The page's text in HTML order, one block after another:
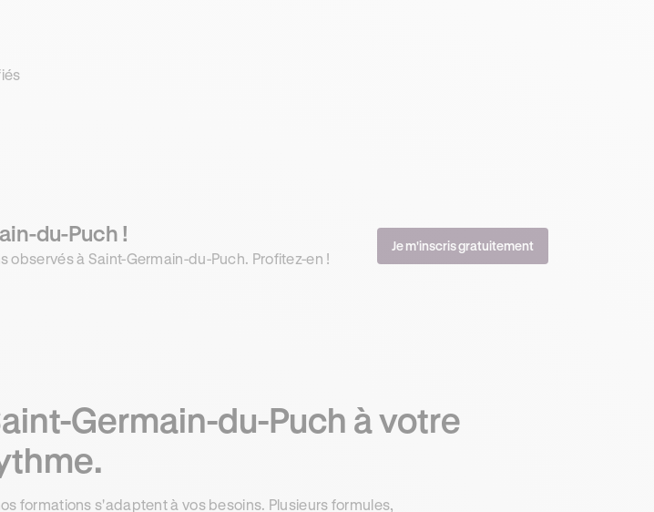
du-Puch !
observés à Saint-Germain-du-Puch. Profitez-en !
Je m'inscris gratuitement
Germain-du-Puch à votre
formations s'adaptent à vos besoins. Plusieurs formules,